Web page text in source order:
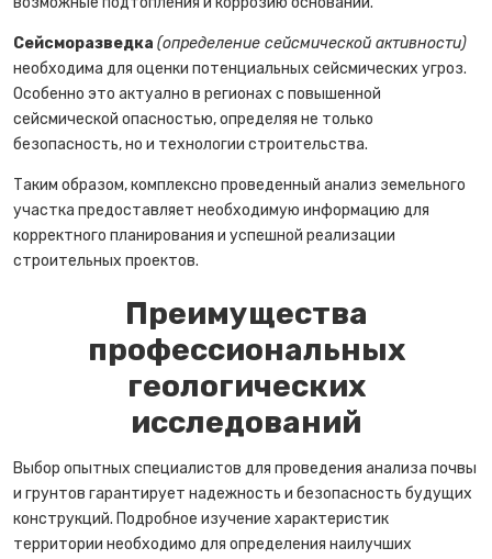
Сейсморазведка (определение сейсмической активности)
необходима для оценки потенциальных сейсмических угроз.
Особенно это актуално в регионах с повышенной
сейсмической опасностью, определяя не только
безопасность, но и технологии строительства.
Таким образом, комплексно проведенный анализ земельного
участка предоставляет необходимую информацию для
корректного планирования и успешной реализации
строительных проектов.
Преимущества
профессиональных
геологических
исследований
Выбор опытных специалистов для проведения анализа почвы
и грунтов гарантирует надежность и безопасность будущих
конструкций. Подробное изучение характеристик
территории необходимо для определения наилучших